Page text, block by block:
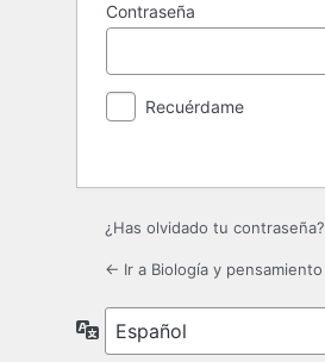
Contraseña
Recuérdame
¿Has olvidado tu contraseña?
← Ir a Biología y pensamiento
Idioma